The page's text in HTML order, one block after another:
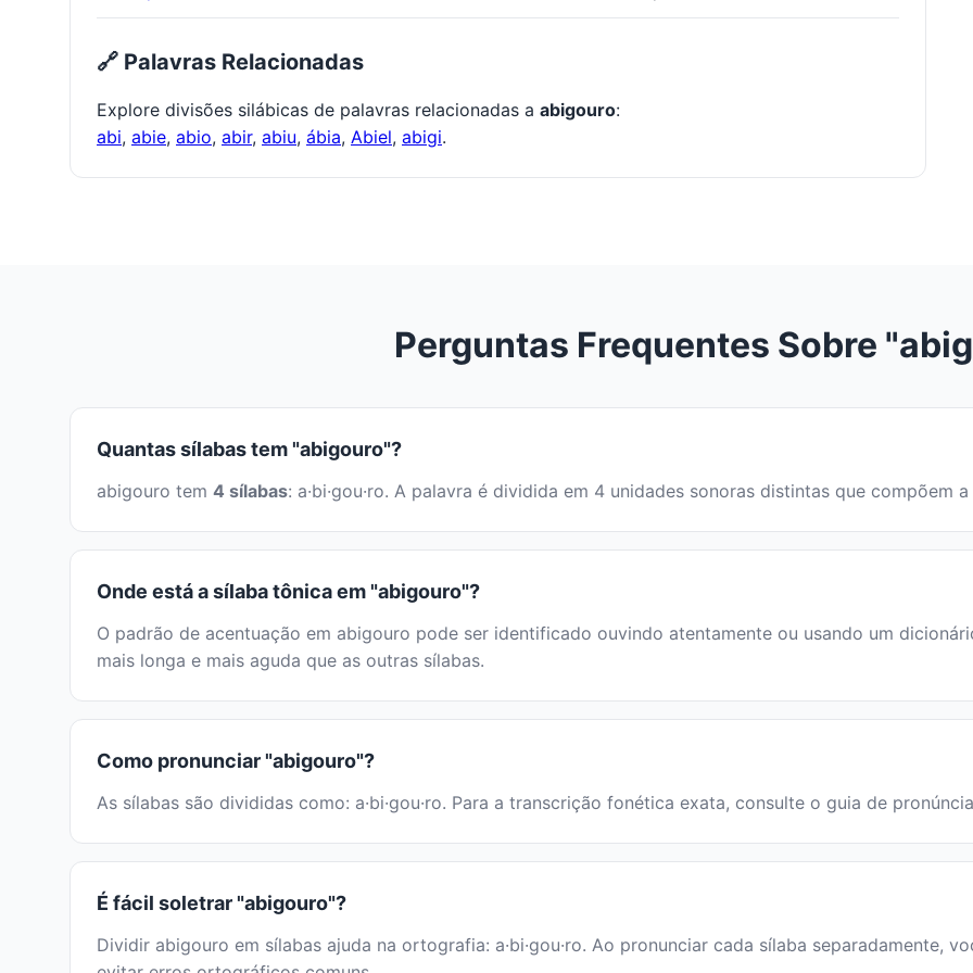
🔗 Palavras Relacionadas
Explore divisões silábicas de palavras relacionadas a abigouro:
abi, abie, abio, abir, abiu, ábia, Abiel, abigi.
Perguntas Frequentes Sobre
Quantas sílabas tem "abigouro"?
abigouro tem 4 sílabas: a·bi·gou·ro. A palavra é dividida em 4 unidades sonoras distintas que compõem
Onde está a sílaba tônica em "abigouro"?
O padrão de acentuação em abigouro pode ser identificado ouvindo atentamente ou usando um
mais longa e mais aguda que as outras sílabas.
Como pronunciar "abigouro"?
As sílabas são divididas como: a·bi·gou·ro. Para a transcrição fonética exata, consulte o guia de
É fácil soletrar "abigouro"?
Dividir abigouro em sílabas ajuda na ortografia: a·bi·gou·ro. Ao pronunciar cada sílaba separadamente,